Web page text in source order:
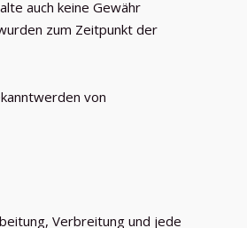
auch keine Gewähr
zum Zeitpunkt der
von
Verbreitung und jede